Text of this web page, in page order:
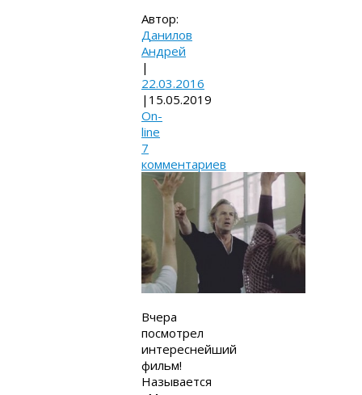
Автор:
Данилов
Андрей
|
22.03.2016
| 15.05.2019
On-
line
7
комментариев
Вчера
посмотрел
интереснейший
фильм!
Называется